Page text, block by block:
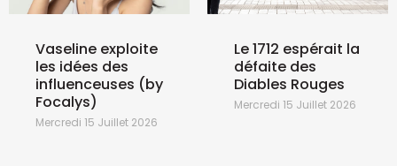
Vaseline exploite
les idées des
influenceuses (by
Focalys)
Mercredi 15 Juillet 2026
Le 1712 espérait la
défaite des
Diables Rouges
Mercredi 15 Juillet 2026